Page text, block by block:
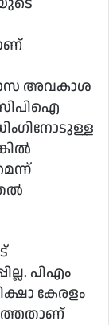
അവകാശ
സിപിഐ
പിഎം
കേരളം